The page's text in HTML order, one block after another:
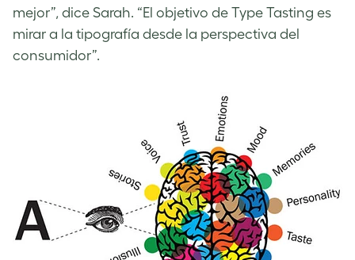
mejor”, dice Sarah. “El objetivo de Type Tasting es
mirar a la tipografía desde la perspectiva del
consumidor”.